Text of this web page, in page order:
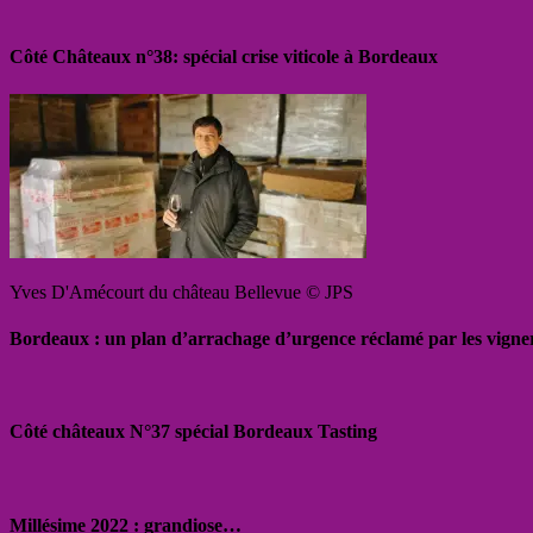
Côté Châteaux n°38: spécial crise viticole à Bordeaux
Yves D'Amécourt du château Bellevue © JPS
Bordeaux : un plan d’arrachage d’urgence réclamé par les
Côté châteaux N°37 spécial Bordeaux Tasting
Millésime 2022 : grandiose…